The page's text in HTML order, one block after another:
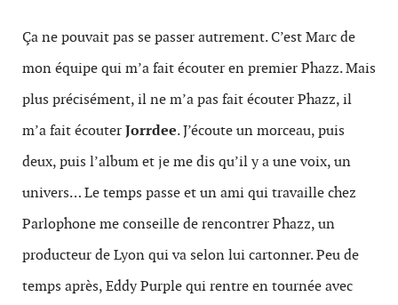
Ça ne pouvait pas se passer autrement. C’est Marc de
mon équipe qui m’a fait écouter en premier Phazz. Mais
plus précisément, il ne m’a pas fait écouter Phazz, il
m’a fait écouterJorrdee. J’écoute un morceau, puis
deux, puis l’album et je me dis qu’il y a une voix, un
univers… Le temps passe et un ami qui travaille chez
Parlophone me conseille de rencontrer Phazz, un
producteur de Lyon qui va selon lui cartonner. Peu de
temps après, Eddy Purple qui rentre en tournée avec